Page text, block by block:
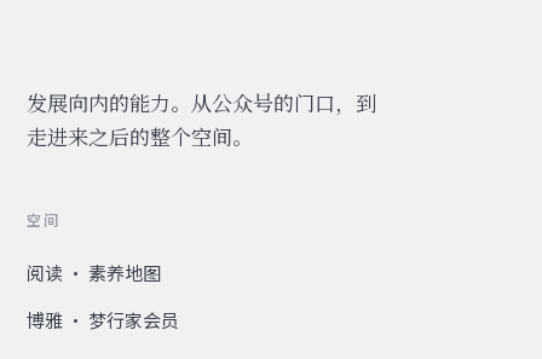
发展向内的能力。从公众号的门口，到
走进来之后的整个空间。
空间
阅读 · 素养地图
博雅 · 梦行家会员